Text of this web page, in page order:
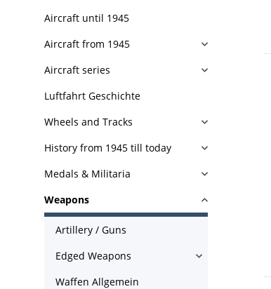
Aircraft until 1945
Aircraft from 1945
Aircraft series
Luftfahrt Geschichte
Wheels and Tracks
History from 1945 till today
Medals & Militaria
Weapons
Artillery / Guns
Edged Weapons
Waffen Allgemein